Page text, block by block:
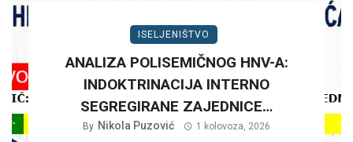
ISELJENIŠTVO
ANALIZA POLISEMIČNOG HNV-A:
INDOKTRINACIJA INTERNO
SEGREGIRANE ZAJEDNICE…
By Nikola Puzović 1 kolovoza, 2026